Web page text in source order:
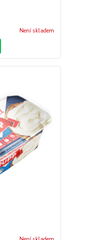
Není skladem